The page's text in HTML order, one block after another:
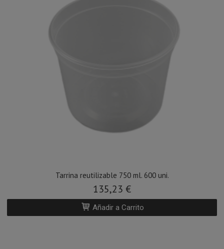
Tarrina reutilizable 750 ml. 600 uni.
135,23 €
Añadir a Carrito